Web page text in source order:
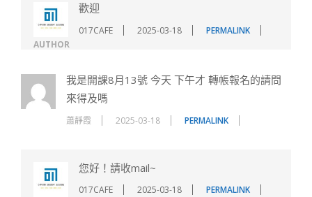
AUTHOR
歡迎
017CAFE 2025-03-18 PERMALINK
我是開課8月13號 今天 下午才 轉帳報名的請問
來得及嗎
蕭靜霞 2025-03-18 PERMALINK
您好！請收mail~
017CAFE 2025-03-18 PERMALINK